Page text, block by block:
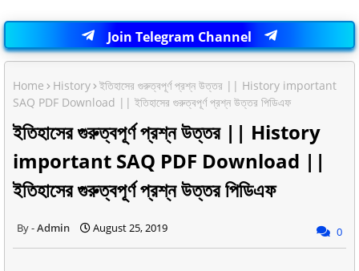
Join Telegram Channel
Home History ইতিহাসের গুরুত্বপূর্ণ প্রশ্ন উত্তর || History important
SAQ PDF Download || ইতিহাসের গুরুত্বপূর্ণ প্রশ্ন উত্তর পিডিএফ
ইতিহাসের গুরুত্বপূর্ণ প্রশ্ন উত্তর || History
important SAQ PDF Download ||
ইতিহাসের গুরুত্বপূর্ণ প্রশ্ন উত্তর পিডিএফ
Admin August 25, 2019 0